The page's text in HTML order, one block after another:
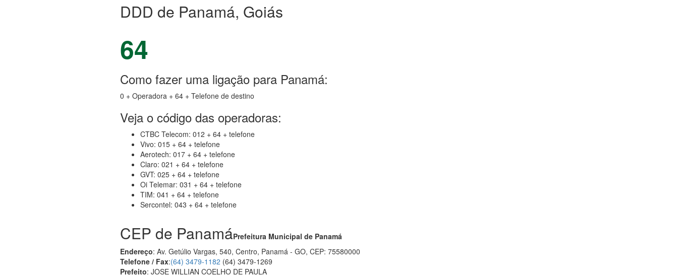
DDD de Panamá, Goiás
64
Como fazer uma ligação para Panamá:
0 + Operadora + 64 + Telefone de destino
Veja o código das operadoras:
CTBC Telecom: 012 + 64 + telefone
Vivo: 015 + 64 + telefone
Aerotech: 017 + 64 + telefone
Claro: 021 + 64 + telefone
GVT: 025 + 64 + telefone
Oi Telemar: 031 + 64 + telefone
TIM: 041 + 64 + telefone
Sercontel: 043 + 64 + telefone
CEP de PanamáPrefeitura Municipal de Panamá
Endereço: Av. Getúlio Vargas, 540, Centro, Panamá - GO, CEP: 75580000
Telefone / Fax:(64) 3479-1182 (64) 3479-1269
Prefeito: JOSE WILLIAN COELHO DE PAULA